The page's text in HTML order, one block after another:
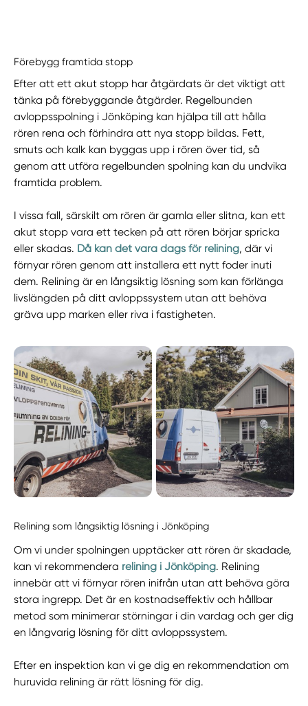
Förebygg framtida stopp
Efter att ett akut stopp har åtgärdats är det viktigt att
tänka på förebyggande åtgärder. Regelbunden
avloppsspolning i Jönköping kan hjälpa till att hålla
rören rena och förhindra att nya stopp bildas. Fett,
smuts och kalk kan byggas upp i rören över tid, så
genom att utföra regelbunden spolning kan du undvika
framtida problem.
I vissa fall, särskilt om rören är gamla eller slitna, kan ett
akut stopp vara ett tecken på att rören börjar spricka
eller skadas. Då kan det vara dags för relining, där vi
förnyar rören genom att installera ett nytt foder inuti
dem. Relining är en långsiktig lösning som kan förlänga
livslängden på ditt avloppssystem utan att behöva
gräva upp marken eller riva i fastigheten.
Relining som långsiktig lösning i Jönköping
Om vi under spolningen upptäcker att rören är skadade,
kan vi rekommendera relining i Jönköping. Relining
innebär att vi förnyar rören inifrån utan att behöva göra
stora ingrepp. Det är en kostnadseffektiv och hållbar
metod som minimerar störningar i din vardag och ger dig
en långvarig lösning för ditt avloppssystem.
Efter en inspektion kan vi ge dig en rekommendation om
huruvida relining är rätt lösning för dig.